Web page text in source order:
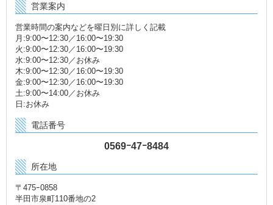
営業案内
営業時間の案内などを曜日別に詳しく記載
月:9:00〜12:30／16:00〜19:30
火:9:00〜12:30／16:00〜19:30
水:9:00〜12:30／お休み
木:9:00〜12:30／16:00〜19:30
金:9:00〜12:30／16:00〜19:30
土:9:00〜14:00／お休み
日:お休み
電話番号
0569ｰ47ｰ8484
所在地
〒475ｰ0858
半田市泉町110番地の2